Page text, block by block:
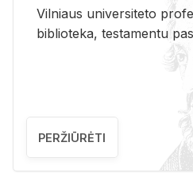
Vil­niaus uni­ver­si­te­to
bi­b­lio­te­ka, te­sta­men­tu
PERŽIŪRĖTI